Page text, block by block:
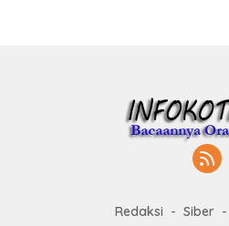
Redaksi Siber